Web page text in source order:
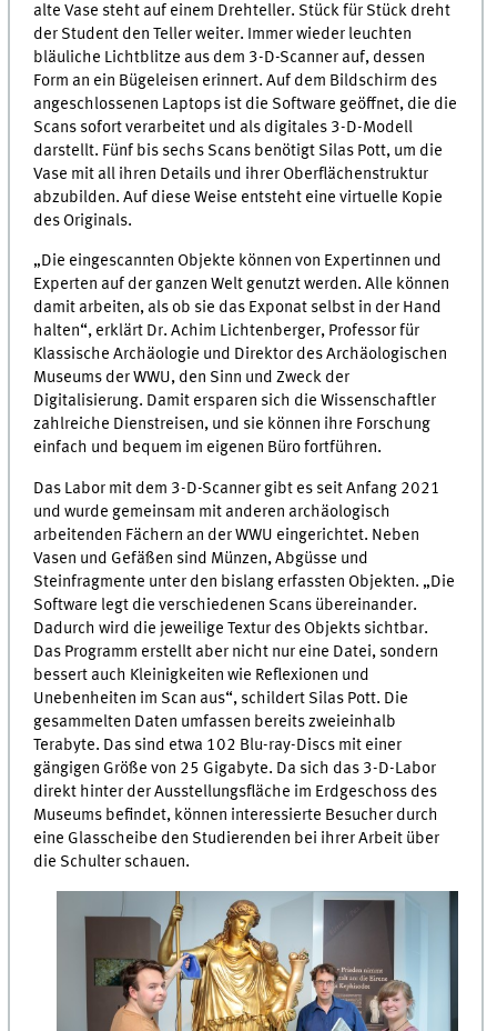
alte Vase steht auf einem Drehteller. Stück für Stück dreht
der Student den Teller weiter. Immer wieder leuchten
bläuliche Lichtblitze aus dem 3-D-Scanner auf, dessen
Form an ein Bügeleisen erinnert. Auf dem Bildschirm des
angeschlossenen Laptops ist die Software geöffnet, die die
Scans sofort verarbeitet und als digitales 3-D-Modell
darstellt. Fünf bis sechs Scans benötigt Silas Pott, um die
Vase mit all ihren Details und ihrer Oberflächenstruktur
abzubilden. Auf diese Weise entsteht eine virtuelle Kopie
des Originals.
„Die eingescannten Objekte können von Expertinnen und
Experten auf der ganzen Welt genutzt werden. Alle können
damit arbeiten, als ob sie das Exponat selbst in der Hand
halten“, erklärt Dr. Achim Lichtenberger, Professor für
Klassische Archäologie und Direktor des Archäologischen
Museums der WWU, den Sinn und Zweck der
Digitalisierung. Damit ersparen sich die Wissenschaftler
zahlreiche Dienstreisen, und sie können ihre Forschung
einfach und bequem im eigenen Büro fortführen.
Das Labor mit dem 3-D-Scanner gibt es seit Anfang 2021
und wurde gemeinsam mit anderen archäologisch
arbeitenden Fächern an der WWU eingerichtet. Neben
Vasen und Gefäßen sind Münzen, Abgüsse und
Steinfragmente unter den bislang erfassten Objekten. „Die
Software legt die verschiedenen Scans übereinander.
Dadurch wird die jeweilige Textur des Objekts sichtbar.
Das Programm erstellt aber nicht nur eine Datei, sondern
bessert auch Kleinigkeiten wie Reflexionen und
Unebenheiten im Scan aus“, schildert Silas Pott. Die
gesammelten Daten umfassen bereits zweieinhalb
Terabyte. Das sind etwa 102 Blu-ray-Discs mit einer
gängigen Größe von 25 Gigabyte. Da sich das 3-D-Labor
direkt hinter der Ausstellungsfläche im Erdgeschoss des
Museums befindet, können interessierte Besucher durch
eine Glasscheibe den Studierenden bei ihrer Arbeit über
die Schulter schauen.